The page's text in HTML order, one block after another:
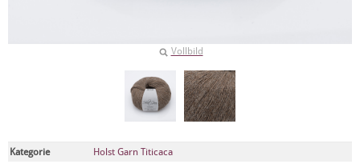
Vollbild
Kategorie
Holst Garn Titicaca